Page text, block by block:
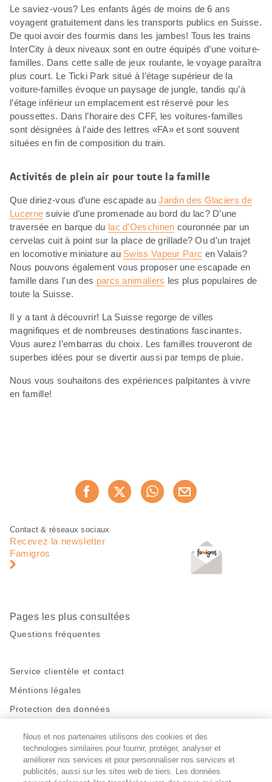
Le saviez-vous? Les enfants âgés de moins de 6 ans
voyagent gratuitement dans les transports publics en Suisse.
De quoi avoir des fourmis dans les jambes! Tous les trains
InterCity à deux niveaux sont en outre équipés d’une voiture-
familles. Dans cette salle de jeux roulante, le voyage paraîtra
plus court. Le Ticki Park situé à l’étage supérieur de la
voiture-familles évoque un paysage de jungle, tandis qu’à
l’étage inférieur un emplacement est réservé pour les
poussettes. Dans l’horaire des CFF, les voitures-familles
sont désignées à l’aide des lettres «FA» et sont souvent
situées en fin de composition du train.
Activités de plein air pour toute la famille
Que diriez-vous d’une escapade auJardin des Glaciers de
Lucerne suivie d’une promenade au bord du lac? D’une
traversée en barque du lac d’Oeschinen couronnée par un
cervelas cuit à point sur la place de grillade? Ou d’un trajet
en locomotive miniature au Swiss Vapeur Parc en Valais?
Nous pouvons également vous proposer une escapade en
famille dans l'un des parcs animaliers les plus populaires de
toute la Suisse.
Il y a tant à découvrir! La Suisse regorge de villes
magnifiques et de nombreuses destinations fascinantes.
Vous aurez l’embarras du choix. Les familles trouveront de
superbes idées pour se divertir aussi par temps de pluie.
Nous vous souhaitons des expériences palpitantes à vivre
en famille!
Recommander maintenant
Pied
page
Navigation
pied
Contact & réseaux sociaux
Recevez la newsletter
Famigros
Pages les plus consultées
Questions fréquentes
Service clientèle et contact
Méntions légales
Protection des données
Restez en contact!
Facebook
http://twitter.com/migros
https://www.youtube.com/user/
PinterestInstagram
Nous et nos partenaires utilisons des cookies et des
technologies similaires pour fournir, protéger, analyser et
améliorer nos services et pour personnaliser nos services et
publicités, aussi sur les sites web de tiers. Les données